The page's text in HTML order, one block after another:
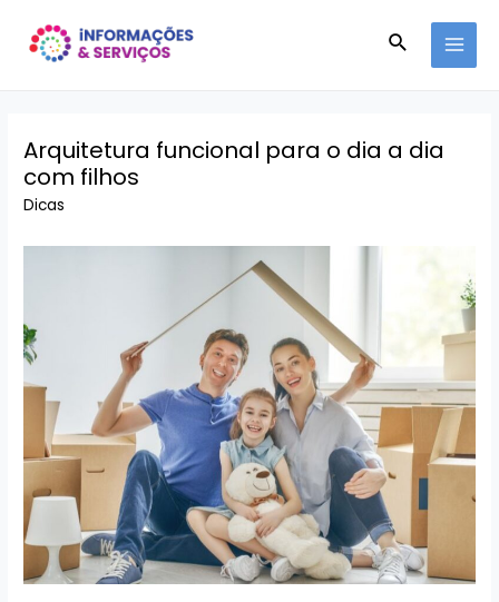
para
Pesquisar
Arquitetura funcional para o dia a dia
com filhos
Dicas